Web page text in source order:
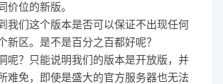
价位的新版。
我们这个版本是否可以保证不出现任何
新区。是不是百分之百都好呢？
呢？只能说明我们的版本是开放版，并
难免，即使是盛大的官方服务器也无法